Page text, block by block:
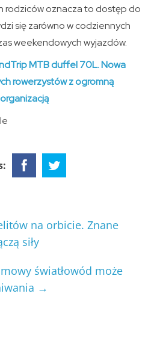
rodziców oznacza to dostęp do
się zarówno w codziennych
weekendowych wyjazdów.
MTB duffel 70L. Nowa
rowerzystów z ogromną
na orbicie. Znane
siły
światłowód może
→